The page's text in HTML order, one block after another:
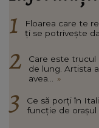
Floarea care te
ți se potrivește
Care este
de lung. Artista
avea...
»
Ce să porți în
funcție de orașul